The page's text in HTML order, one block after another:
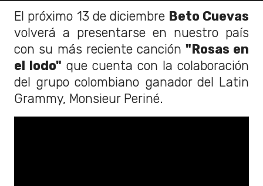
El próximo 13 de diciembre Beto Cuevas
volverá a presentarse en nuestro país
con su más reciente canción "Rosas en
el lodo" que cuenta con la colaboración
del grupo colombiano ganador del Latin
Grammy, Monsieur Periné.